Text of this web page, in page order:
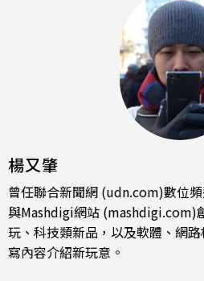
楊又肇
曾任聯合新聞網 (udn.com)數位
與Mashdigi網站 (mashdigi.com)
玩、科技類新品，以及軟體、網
寫內容介紹新玩意。